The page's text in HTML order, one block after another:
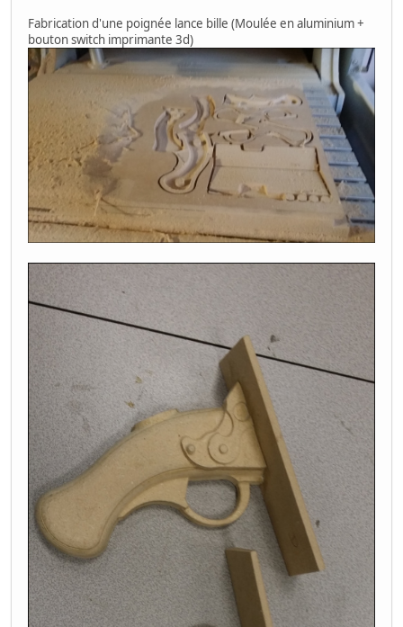
Fabrication d'une poignée lance bille (Moulée en aluminium +
bouton switch imprimante 3d)